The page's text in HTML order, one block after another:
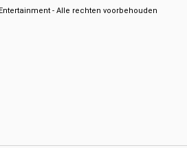
- Alle rechten voorbehouden